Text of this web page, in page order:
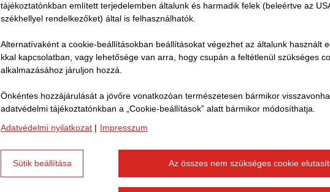
Speciális mélyépítés
tájékoztatónkban említett terjedelemben általunk és harmadik felek (beleértve az
székhellyel rendelkezőket) által is felhasználhatók.
Alternatívaként a cookie-beállításokban beállításokat végezhet az általunk használt
kkal kapcsolatban, vagy lehetősége van arra, hogy csupán a feltétlenül szükséges
alkalmazásához járuljon hozzá.
Önkéntes hozzájárulását a jövőre vonatkozóan természetesen bármikor
adatvédelmi tájékoztatónkban a „Cookie-beállítások” alatt bármikor módosíthatja.
Adatvédelmi nyilatkozat | Impresszum
Sütik beállítása Az összes nem szükséges cookie